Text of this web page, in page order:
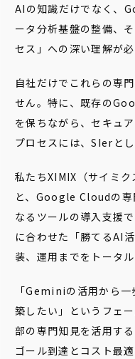
AIの知識だけでなく、
ータ分析基盤の整備、
セス」への深い理解が必
自社だけでこれらの専
せん。特に、既存の
を保ちながら、セキュ
プロセスには、SIerと
私たちXIMIX（サイミ
と、Google Cloudの専
なるツールの導入支援
に合わせた「勝てるAI
装、運用までをトータ
「Geminiの活用から
築したい」というフェ
部の専門知見を活用す
ゴール到達とコスト最